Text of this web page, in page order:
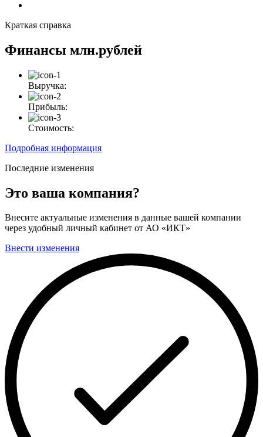
Краткая справка
Финансы млн.рублей
Выручка:
Прибыль:
Стоимость:
Подробная информация
Последние изменения
Это ваша компания?
Внесите актуальные изменения в данные вашей компании
через удобный личный кабинет от АО «ИКТ»
Внести изменения